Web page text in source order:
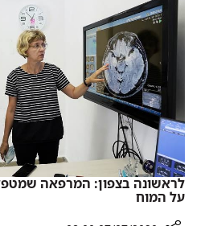
השד
מוקדם
של
סרטן
השד
לראשונה בצפון: המרפאה
על המוח